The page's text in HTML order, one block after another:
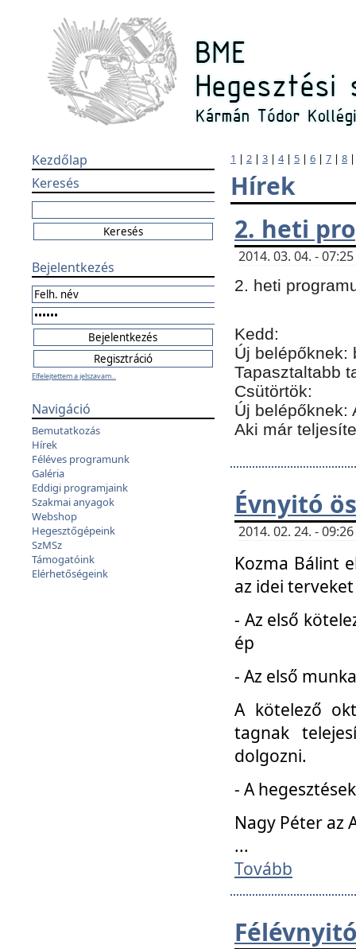
Kezdőlap
Keresés
Bejelentkezés
Elfelejtettem a jelszavam...
Navigáció
Bemutatkozás
Hírek
Féléves programunk
Galéria
Eddigi programjaink
Szakmai anyagok
Webshop
Hegesztőgépeink
SzMSz
Támogatóink
Elérhetőségeink
1 | 2 | 3 | 4| 5 | 6 | 7 | 8
Hírek
2. heti
2014. 03. 04. -
2. heti
Kedd:
Új belépőknek:
Tapasztaltabb
Csütörtök:
Új belépőknek:
Aki már
Évnyitó
2014. 02. 24. -
Kozma Bálint
az idei
- Az első
ép
- Az első
A kötelező
tagnak
dolgozni.
- A
Nagy Péter az
...
Tovább